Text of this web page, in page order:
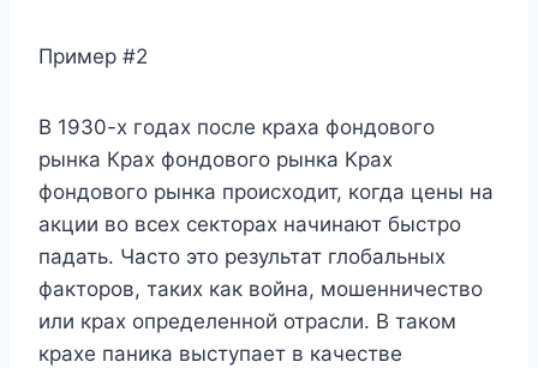
Пример #2
В 1930-х годах после краха фондового
рынка Крах фондового рынка Крах
фондового рынка происходит, когда цены на
акции во всех секторах начинают быстро
падать. Часто это результат глобальных
факторов, таких как война, мошенничество
или крах определенной отрасли. В таком
крахе паника выступает в качестве